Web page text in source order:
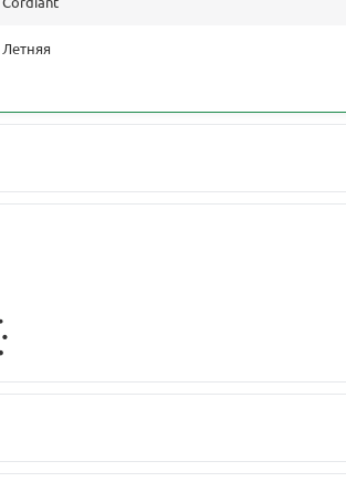
Летняя